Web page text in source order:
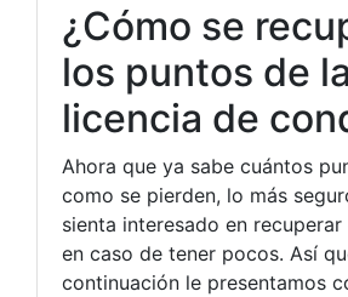
¿Cómo se
los puntos de la
licencia de
Ahora que ya sabe cuántos
como se pierden, lo más
sienta interesado en
en caso de tener pocos. Así
continuación le presentamos